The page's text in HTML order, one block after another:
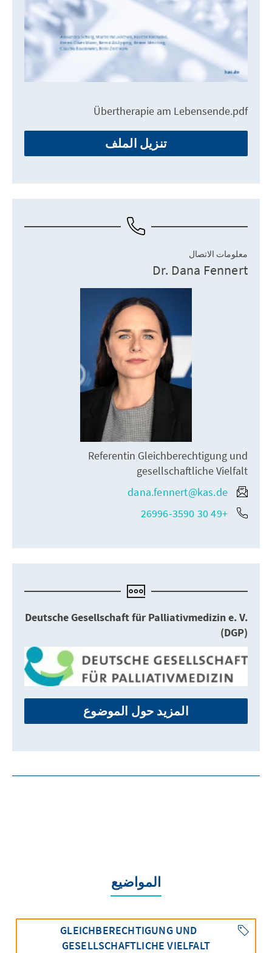
Übertherapie am Lebensende.pdf
تنزيل الملف
معلومات الاتصال
Dr. Dana Fennert
Referentin Gleichberechtigung und
gesellschaftliche Vielfalt
dana.fennert@kas.de
+49 30 26996-3590
Deutsche Gesellschaft für Palliativmedizin e. V.
(DGP)
المزيد حول الموضوع
المواضيع
GLEICHBERECHTIGUNG UND
GESELLSCHAFTLICHE VIELFALT